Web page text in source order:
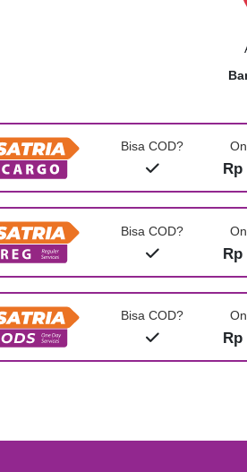
Bisa COD?
Bisa COD?
Rp
Bisa COD?
Rp